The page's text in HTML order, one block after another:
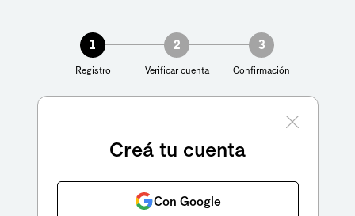
1
Registro
2
Verificar cuenta
3
Confirmación
Creá tu cuenta
Con Google